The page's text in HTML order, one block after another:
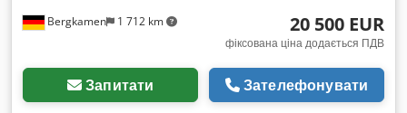
Bergkamen 1 712 km 20 500 EUR
фіксована ціна додається ПДВ
Запитати Зателефонувати